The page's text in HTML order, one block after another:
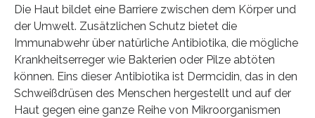
Die Haut bildet eine Barriere zwischen dem Körper und
der Umwelt. Zusätzlichen Schutz bietet die
Immunabwehr über natürliche Antibiotika, die mögliche
Krankheitserreger wie Bakterien oder Pilze abtöten
können. Eins dieser Antibiotika ist Dermcidin, das in den
Schweißdrüsen des Menschen hergestellt und auf der
Haut gegen eine ganze Reihe von Mikroorganismen